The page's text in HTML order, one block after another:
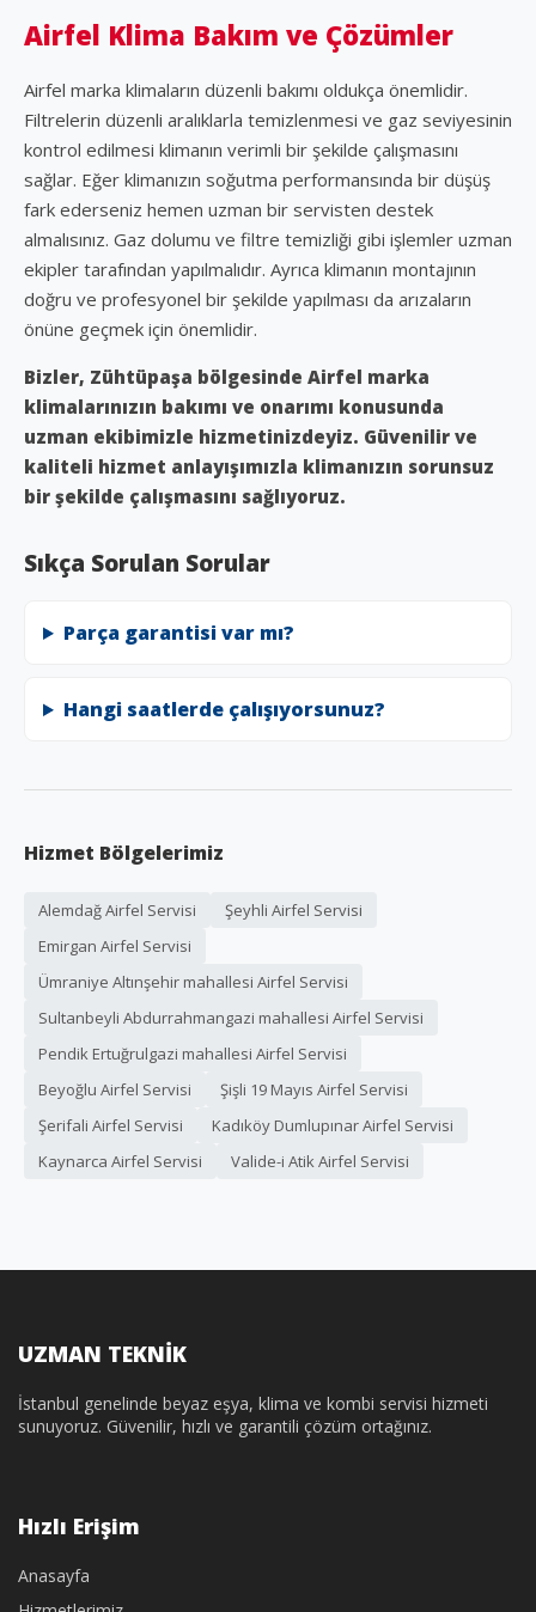
Airfel Klima Bakım ve Çözümler
Airfel marka klimaların düzenli bakımı oldukça önemlidir.
Filtrelerin düzenli aralıklarla temizlenmesi ve gaz seviyesinin
kontrol edilmesi klimanın verimli bir şekilde çalışmasını
sağlar. Eğer klimanızın soğutma performansında bir düşüş
fark ederseniz hemen uzman bir servisten destek
almalısınız. Gaz dolumu ve filtre temizliği gibi işlemler uzman
ekipler tarafından yapılmalıdır. Ayrıca klimanın montajının
doğru ve profesyonel bir şekilde yapılması da arızaların
önüne geçmek için önemlidir.
Bizler, Zühtüpaşa bölgesinde Airfel marka
klimalarınızın bakımı ve onarımı konusunda
uzman ekibimizle hizmetinizdeyiz. Güvenilir ve
kaliteli hizmet anlayışımızla klimanızın sorunsuz
bir şekilde çalışmasını sağlıyoruz.
Sıkça Sorulan Sorular
Parça garantisi var mı?
Hangi saatlerde çalışıyorsunuz?
Hizmet Bölgelerimiz
Alemdağ Airfel Servisi
Şeyhli Airfel Servisi
Emirgan Airfel Servisi
Ümraniye Altınşehir mahallesi Airfel Servisi
Sultanbeyli Abdurrahmangazi mahallesi Airfel Servisi
Pendik Ertuğrulgazi mahallesi Airfel Servisi
Beyoğlu Airfel Servisi
Şişli 19 Mayıs Airfel Servisi
Şerifali Airfel Servisi
Kadıköy Dumlupınar Airfel Servisi
Kaynarca Airfel Servisi
Valide-i Atik Airfel Servisi
UZMAN TEKNİK
İstanbul genelinde beyaz eşya, klima ve kombi servisi hizmeti
sunuyoruz. Güvenilir, hızlı ve garantili çözüm ortağınız.
Hızlı Erişim
Anasayfa